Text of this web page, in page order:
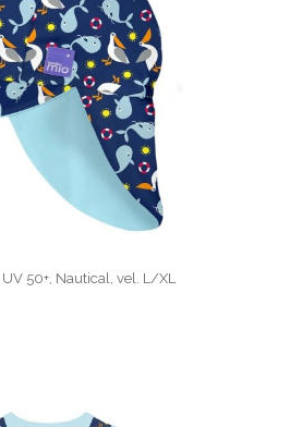
50+, Nautical, vel. L/XL